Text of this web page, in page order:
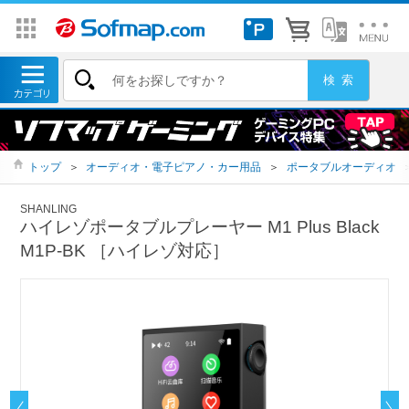
トップ ＞ オーディオ・電子ピアノ・カー用品 ＞ ポータブルオーディオ
SHANLING
ハイレゾポータブルプレーヤー M1 Plus Black
M1P-BK ［ハイレゾ対応］